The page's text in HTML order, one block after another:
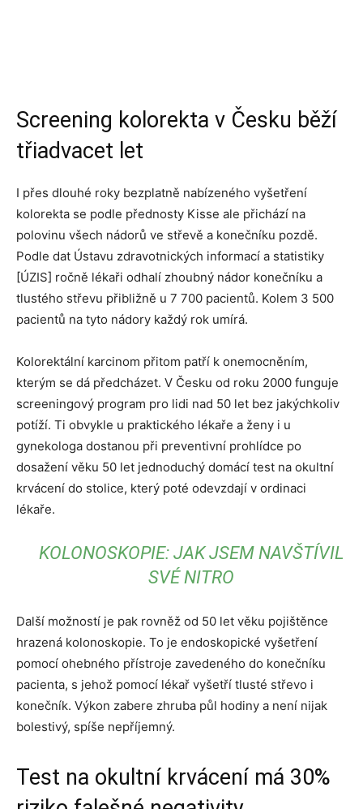
Screening kolorekta v Česku běží
třiadvacet let
I přes dlouhé roky bezplatně nabízeného vyšetření
kolorekta se podle přednosty Kisse ale přichází na
polovinu všech nádorů ve střevě a konečníku pozdě.
Podle dat Ústavu zdravotnických informací a statistiky
[ÚZIS] ročně lékaři odhalí zhoubný nádor konečníku a
tlustého střevu přibližně u 7 700 pacientů. Kolem 3 500
pacientů na tyto nádory každý rok umírá.
Kolorektální karcinom přitom patří k onemocněním,
kterým se dá předcházet. V Česku od roku 2000 funguje
screeningový program pro lidi nad 50 let bez jakýchkoliv
potíží. Ti obvykle u praktického lékaře a ženy i u
gynekologa dostanou při preventivní prohlídce po
dosažení věku 50 let jednoduchý domácí test na okultní
krvácení do stolice, který poté odevzdají v ordinaci
lékaře.
KOLONOSKOPIE: JAK JSEM NAVŠTÍVIL
SVÉ NITRO
Další možností je pak rovněž od 50 let věku pojištěnce
hrazená kolonoskopie. To je endoskopické vyšetření
pomocí ohebného přístroje zavedeného do konečníku
pacienta, s jehož pomocí lékař vyšetří tlusté střevo i
konečník. Výkon zabere zhruba půl hodiny a není nijak
bolestivý, spíše nepříjemný.
Test na okultní krvácení má 30%